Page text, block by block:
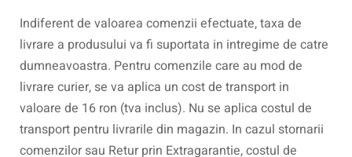
Indiferent de valoarea comenzii efectuate, taxa de
livrare a produsului va fi suportata in intregime de catre
dumneavoastra. Pentru comenzile care au mod de
livrare curier, se va aplica un cost de transport in
valoare de 16 ron (tva inclus). Nu se aplica costul de
transport pentru livrarile din magazin. In cazul stornarii
comenzilor sau Retur prin Extragarantie, costul de